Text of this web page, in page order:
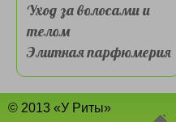
Уход за волосами и
телом
Элитная парфюмерия
© 2013 «У Риты»